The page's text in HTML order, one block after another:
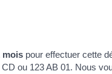
mois pour effectuer cette
ou 123 AB 01. Nous